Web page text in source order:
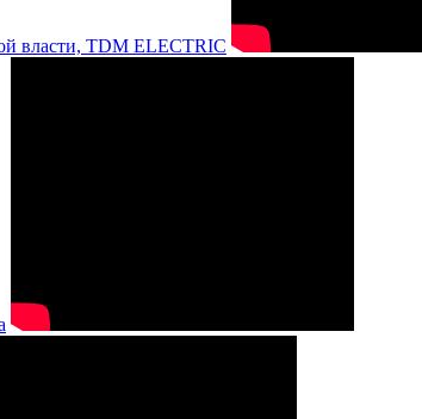
власти, TDM ELECTRIC